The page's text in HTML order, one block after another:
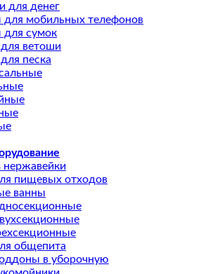
для денег
мобильных телефонов
сумок
ветоши
песка
нержавейки
пищевых отходов
ванны
общепита
в уборочную